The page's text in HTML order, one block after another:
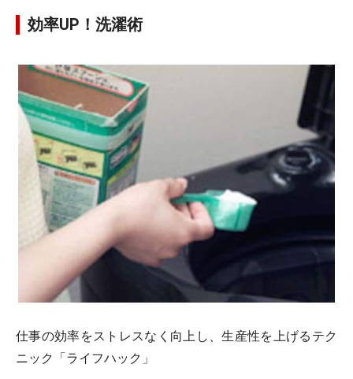
効率UP！洗濯術
仕事の効率をストレスなく向上し、生産性を上げるテク
ニック「ライフハック」